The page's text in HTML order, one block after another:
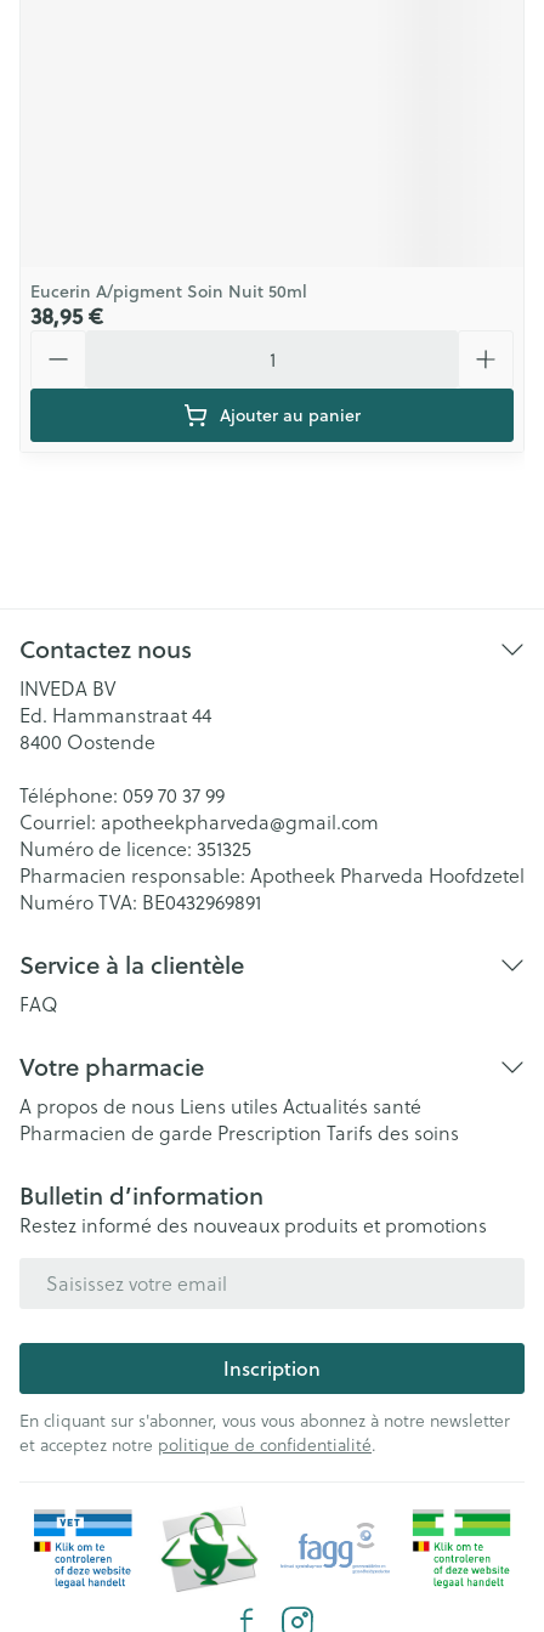
Eucerin A/pigment Soin Nuit 50ml
38,95 €
Ajouter au panier
Contactez nous
INVEDA BV
Ed. Hammanstraat 44
8400 Oostende
Téléphone: 059 70 37 99
Courriel: apotheekpharveda@gmail.com
Numéro de licence: 351325
Pharmacien responsable: Apotheek Pharveda Hoofdzetel
Numéro TVA: BE0432969891
Service à la clientèle
FAQ
Votre pharmacie
A propos de nous Liens utiles Actualités santé
Pharmacien de garde Prescription Tarifs des soins
Bulletin d’information
Restez informé des nouveaux produits et promotions
Inscription
En cliquant sur s'abonner, vous vous abonnez à notre newsletter
et acceptez notre politique de confidentialité.